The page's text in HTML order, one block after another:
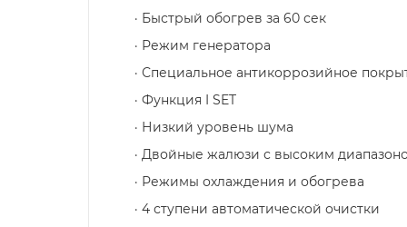
· Быстрый обогрев за 60 сек
· Режим генератора
· Специальное антикоррозийное
· Функция I SET
· Низкий уровень шума
· Двойные жалюзи с высоким
· Режимы охлаждения и обогрева
· 4 ступени автоматической очистки